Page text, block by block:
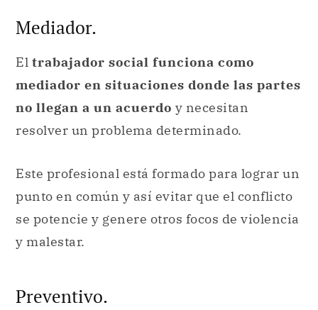
Mediador.
El trabajador social funciona como
mediador en situaciones donde las partes
no llegan a un acuerdo y necesitan
resolver un problema determinado.
Este profesional está formado para lograr un
punto en común y así evitar que el conflicto
se potencie y genere otros focos de violencia
y malestar.
Preventivo.